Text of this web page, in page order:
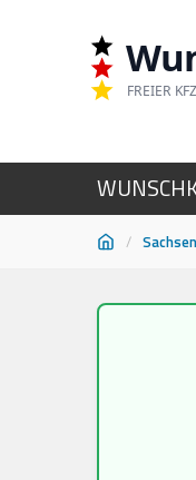
FREIER
/ Sachsen